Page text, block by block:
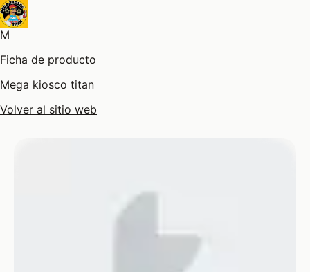
M
Ficha de producto
Mega kiosco titan
Volver al sitio web